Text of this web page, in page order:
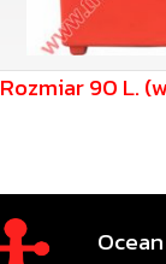
Rozmiar 90 L.